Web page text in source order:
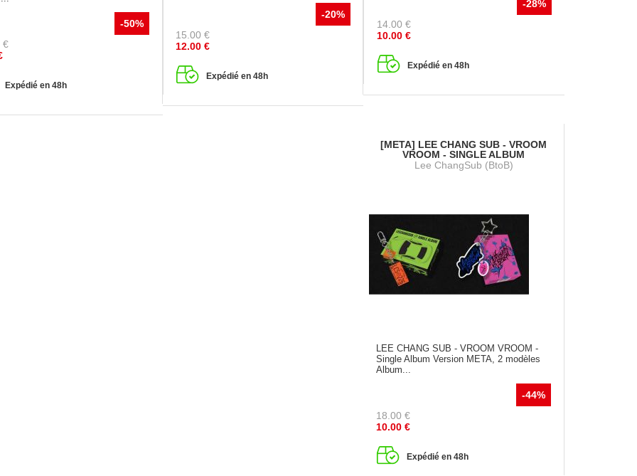
-50%
€
Expédié en 48h
-20%
15.00 €
12.00 €
Expédié en 48h
-28%
14.00 €
10.00 €
Expédié en 48h
[META] LEE CHANG SUB - VROOM
VROOM - SINGLE ALBUM
Lee ChangSub (BtoB)
LEE CHANG SUB - VROOM VROOM -
Single Album Version META, 2 modèles
Album...
-44%
18.00 €
10.00 €
Expédié en 48h